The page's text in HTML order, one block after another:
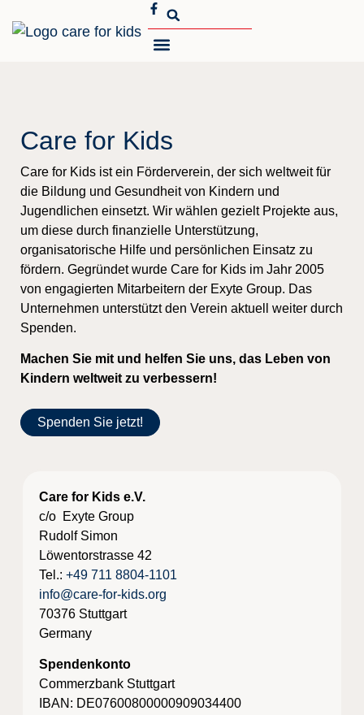
Care for Kids
Care for Kids ist ein Förderverein, der sich weltweit für
die Bildung und Gesundheit von Kindern und
Jugendlichen einsetzt. Wir wählen gezielt Projekte aus,
um diese durch finanzielle Unterstützung,
organisatorische Hilfe und persönlichen Einsatz zu
fördern. Gegründet wurde Care for Kids im Jahr 2005
von engagierten Mitarbeitern der Exyte Group. Das
Unternehmen unterstützt den Verein aktuell weiter durch
Spenden.
Machen Sie mit und helfen Sie uns, das Leben von
Kindern weltweit zu verbessern!
Spenden Sie jetzt!
Care for Kids e.V.
c/o Exyte Group
Rudolf Simon
Löwentorstrasse 42
Tel.: +49 711 8804-1101
info@care-for-kids.org
70376 Stuttgart
Germany
Spendenkonto
Commerzbank Stuttgart
IBAN: DE07600800000909034400